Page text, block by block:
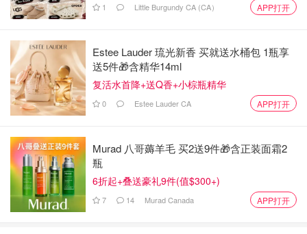
Park 2 玩耍。
1 Little Burgundy CA (CA） APP打开
Estee Lauder 琉光新香 买就送水桶包 1瓶享
送5件🎁含精华14ml
复活水首降+送Q香+小棕瓶精华
0 Estee Lauder CA APP打开
Murad 八哥薅羊毛 买2送9件🎁含正装面霜2
瓶
6折起+叠送豪礼9件(值$300+)
7 14 Murad Canada APP打开